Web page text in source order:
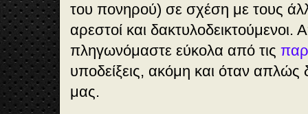
του πονηρού) σε σχέση με τους
αρεστοί και δακτυλοδεικτούμενοι.
πληγωνόμαστε εύκολα από τις
υποδείξεις, ακόμη και όταν απλώς
μας.